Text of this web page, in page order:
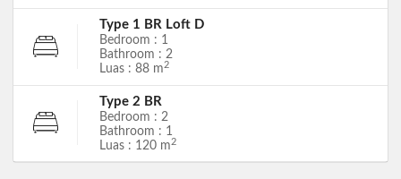
Type 1 BR Loft D
Bedroom : 1
Bathroom : 2
Luas : 88 m 2
Type 2 BR
Bedroom : 2
Bathroom : 1
Luas : 120 m 2